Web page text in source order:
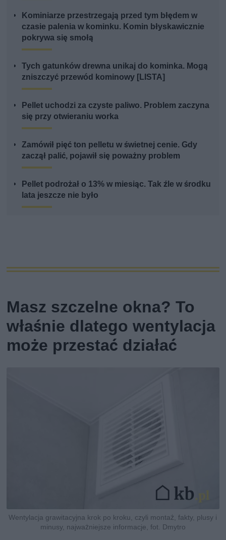
Kominiarze przestrzegają przed tym błędem w
czasie palenia w kominku. Komin błyskawicznie
pokrywa się smołą
Tych gatunków drewna unikaj do kominka. Mogą
zniszczyć przewód kominowy [LISTA]
Pellet uchodzi za czyste paliwo. Problem zaczyna
się przy otwieraniu worka
Zamówił pięć ton pelletu w świetnej cenie. Gdy
zaczął palić, pojawił się poważny problem
Pellet podrożał o 13% w miesiąc. Tak źle w środku
lata jeszcze nie było
Masz szczelne okna? To
właśnie dlatego wentylacja
może przestać działać
Wentylacja grawitacyjna krok po kroku, czyli montaż, fakty, plusy i
minusy, najważniejsze informacje, fot. Dmytro